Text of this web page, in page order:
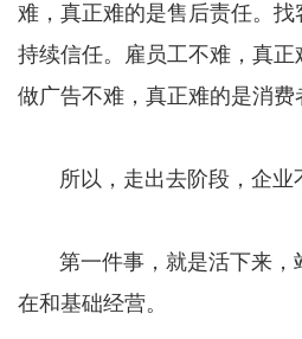
难，真正难的是售后责任。
持续信任。雇员工不难，真正
做广告不难，真正难的是消费
所以，走出去阶段，企业
第一件事，就是活下来，
在和基础经营。